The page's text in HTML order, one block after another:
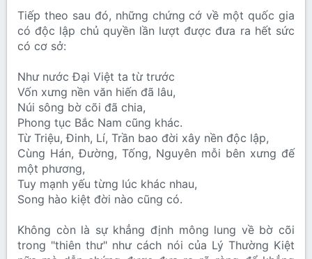
Tiếp theo sau đó, những chứng cớ về một quốc gia
có độc lập chủ quyền lần lượt được đưa ra hết sức
có cơ sở:
Như nước Đại Việt ta từ trước
Vốn xưng nền văn hiến đã lâu,
Núi sông bờ cõi đã chia,
Phong tục Bắc Nam cũng khác.
Từ Triệu, Đinh, Lí, Trần bao đời xây nền độc lập,
Cùng Hán, Đường, Tống, Nguyên mỗi bên xưng đế
một phương,
Tuy mạnh yếu từng lúc khác nhau,
Song hào kiệt đời nào cũng có.
Không còn là sự khẳng định mông lung về bờ cõi
trong "thiên thư" như cách nói của Lý Thường Kiệt